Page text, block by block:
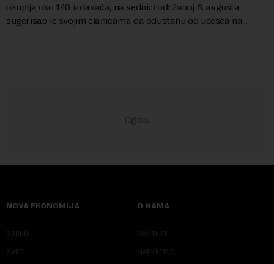
okuplja oko 140 izdavača, na sednici održanoj 6. avgusta
sugerisao je svojim članicama da odustanu od učešća na
NOVA EKONOMIJA
SRBIJA
SVET
O NAMA
KONTAKT
MARKETING